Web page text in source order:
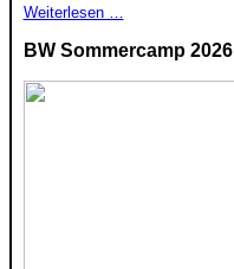
Weiterlesen …
BW Sommercamp 2026